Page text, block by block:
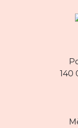
140